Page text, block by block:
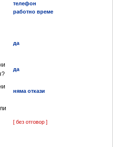
телефон
работно време
да
да
няма откази
[ без отговор ]